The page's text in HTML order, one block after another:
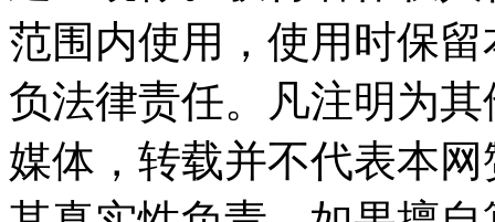
范围内使用，使用时保
负法律责任。凡注明为
媒体，转载并不代表本